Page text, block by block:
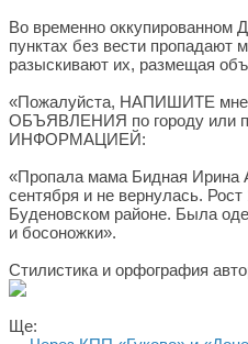
Во временно оккупированном
пунктах без вести пропадают
разыскивают их, размещая
«Пожалуйста, НАПИШИТЕ
ОБЪЯВЛЕНИЯ по городу или
ИНФОРМАЦИЕЙ:
«Пропала мама Бидная Ирина
сентября и не вернулась.
Буденовском районе. Была
и босоножки».
Стилистика и орфография
Ще: